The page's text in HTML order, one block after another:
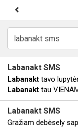
Labanakt SMS
Labanakt tavo
Labanakt tau
Labanakt SMS
Gražiam debėsely